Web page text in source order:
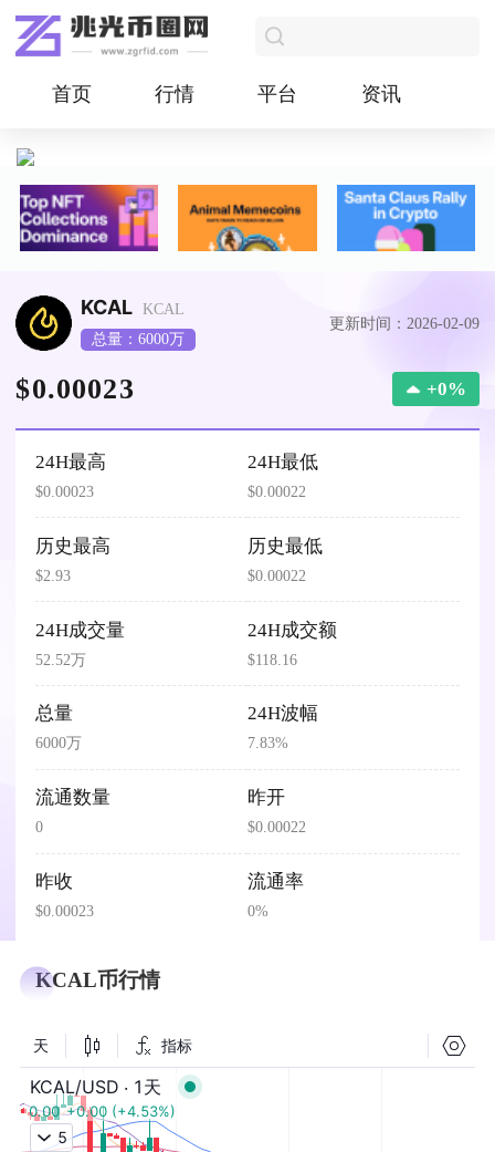
首页 行情 平台 资讯
KCAL KCAL
总量：6000万
更新时间：2026-02-09
$0.00023 +0%
24H最高
$0.00023
24H最低
$0.00022
历史最高
$2.93
历史最低
$0.00022
24H成交量
52.52万
24H成交额
$118.16
总量
6000万
24H波幅
7.83%
流通数量
0
昨开
$0.00022
昨收
$0.00023
流通率
0%
KCAL币行情